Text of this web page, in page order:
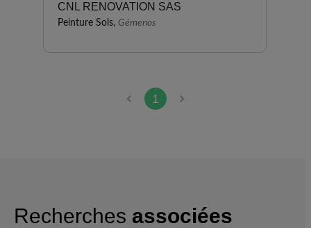
CNL RENOVATION SAS
Peinture Sols, Gémenos
1
Recherches associées